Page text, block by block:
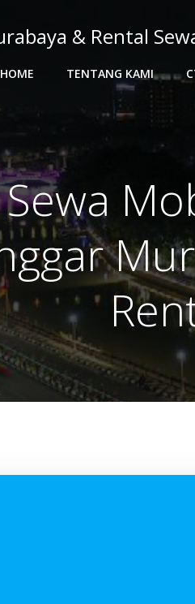
& Rental
HOME TENTANG KAMI
Sewa